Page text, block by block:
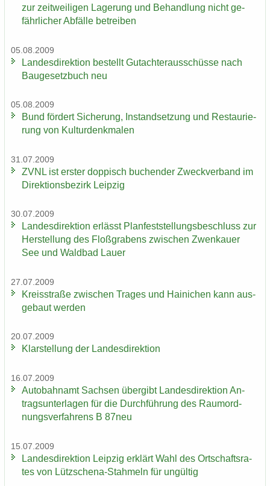
zur zeit­wei­li­gen La­ge­rung und Be­hand­lung nicht ge­
fähr­li­cher Ab­fäl­le be­trei­ben
05.08.2009
Lan­des­di­rek­ti­on be­stellt Gut­ach­ter­aus­schüs­se nach
Bau­ge­setz­buch neu
05.08.2009
Bund för­dert Si­che­rung, In­stand­set­zung und Re­stau­rie­
rung von Kul­tur­denk­ma­len
31.07.2009
ZVNL ist ers­ter dop­pisch bu­chen­der Zweck­ver­band im
Di­rek­ti­ons­be­zirk Leip­zig
30.07.2009
Lan­des­di­rek­ti­on er­lässt Plan­fest­stel­lungs­be­schluss zur
Her­stel­lung des Floß­gra­bens zwi­schen Zwenkau­er
See und Wald­bad Lauer
27.07.2009
Kreis­stra­ße zwi­schen Tra­ges und Hai­ni­chen kann aus­
ge­baut wer­den
20.07.2009
Klar­stel­lung der Lan­des­di­rek­ti­on
16.07.2009
Au­to­bahn­amt Sach­sen über­gibt Lan­des­di­rek­ti­on An­
trags­un­ter­la­gen für die Durch­füh­rung des Raum­ord­
nungs­ver­fah­rens B 87neu
15.07.2009
Lan­des­di­rek­ti­on Leip­zig er­klärt Wahl des Ort­schafts­ra­
tes von Lützschena-​Stahmeln für un­gül­tig